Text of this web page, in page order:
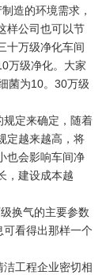
造的环境需求，
样公司也可以节
十万级净化车间
万级净化。大家
菌为10。30万级
定来确定，随着
定越来越高，将
也会影响车间净
，建设成本越
换气的主要参数
看得出那样一个
工程企业密切相